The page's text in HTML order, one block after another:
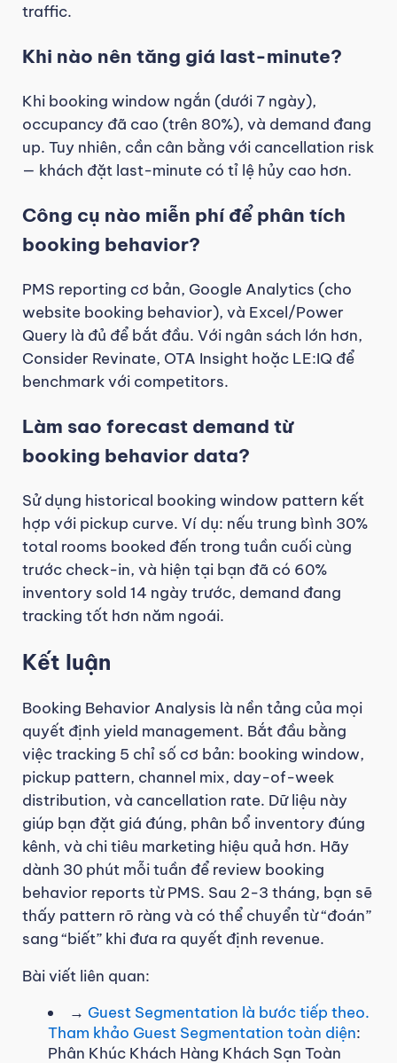
traffic.
Khi nào nên tăng giá last-minute?
Khi booking window ngắn (dưới 7 ngày),
occupancy đã cao (trên 80%), và demand đang
up. Tuy nhiên, cần cân bằng với cancellation risk
— khách đặt last-minute có tỉ lệ hủy cao hơn.
Công cụ nào miễn phí để phân tích
booking behavior?
PMS reporting cơ bản, Google Analytics (cho
website booking behavior), và Excel/Power
Query là đủ để bắt đầu. Với ngân sách lớn hơn,
Consider Revinate, OTA Insight hoặc LE:IQ để
benchmark với competitors.
Làm sao forecast demand từ
booking behavior data?
Sử dụng historical booking window pattern kết
hợp với pickup curve. Ví dụ: nếu trung bình 30%
total rooms booked đến trong tuần cuối cùng
trước check-in, và hiện tại bạn đã có 60%
inventory sold 14 ngày trước, demand đang
tracking tốt hơn năm ngoái.
Kết luận
Booking Behavior Analysis là nền tảng của mọi
quyết định yield management. Bắt đầu bằng
việc tracking 5 chỉ số cơ bản: booking window,
pickup pattern, channel mix, day-of-week
distribution, và cancellation rate. Dữ liệu này
giúp bạn đặt giá đúng, phân bổ inventory đúng
kênh, và chi tiêu marketing hiệu quả hơn. Hãy
dành 30 phút mỗi tuần để review booking
behavior reports từ PMS. Sau 2-3 tháng, bạn sẽ
thấy pattern rõ ràng và có thể chuyển từ “đoán”
sang “biết” khi đưa ra quyết định revenue.
Bài viết liên quan:
→ Guest Segmentation là bước tiếp theo.
Tham khảo Guest Segmentation toàn diện:
Phân Khúc Khách Hàng Khách Sạn Toàn